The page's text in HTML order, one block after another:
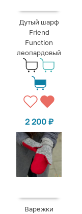
Дутый шарф
Friend
Function
леопардовый
2 200 ₽
Варежки